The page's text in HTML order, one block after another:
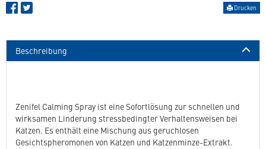
Drucken
Beschreibung
Zenifel Calming Spray ist eine Sofortlösung zur schnellen und
wirksamen Linderung stressbedingter Verhaltensweisen bei
Katzen. Es enthält eine Mischung aus geruchlosen
Gesichtspheromonen von Katzen und Katzenminze-Extrakt.